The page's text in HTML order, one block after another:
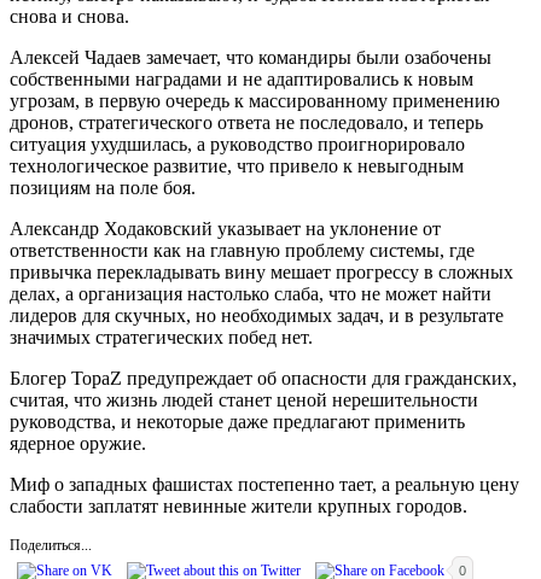
снова и снова.
Алексей Чадаев замечает, что командиры были озабочены
собственными наградами и не адаптировались к новым
угрозам, в первую очередь к массированному применению
дронов, стратегического ответа не последовало, и теперь
ситуация ухудшилась, а руководство проигнорировало
технологическое развитие, что привело к невыгодным
позициям на поле боя.
Александр Ходаковский указывает на уклонение от
ответственности как на главную проблему системы, где
привычка перекладывать вину мешает прогрессу в сложных
делах, а организация настолько слаба, что не может найти
лидеров для скучных, но необходимых задач, и в результате
значимых стратегических побед нет.
Блогер TopaZ предупреждает об опасности для гражданских,
считая, что жизнь людей станет ценой нерешительности
руководства, и некоторые даже предлагают применить
ядерное оружие.
Миф о западных фашистах постепенно тает, а реальную цену
слабости заплатят невинные жители крупных городов.
Поделиться...
0